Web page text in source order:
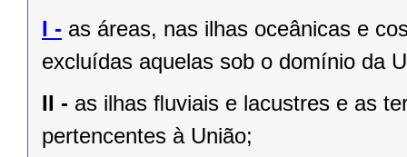
I - as áreas, nas ilhas oceânicas e
excluídas aquelas sob o domínio da
II - as ilhas ﬂuviais e lacustres e as
pertencentes à União;